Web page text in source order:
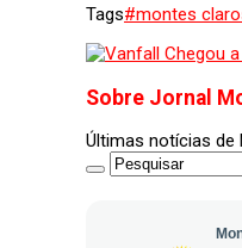
Tags#montes
Sobre Jornal
Últimas notícias de